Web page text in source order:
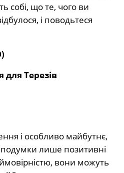
собі, що те, чого ви
і поводьтеся
для Терезів
і особливо майбутнє,
лише позитивні
вони можуть